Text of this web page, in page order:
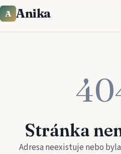
A Anika
Stránka
Adresa neexistuje nebo